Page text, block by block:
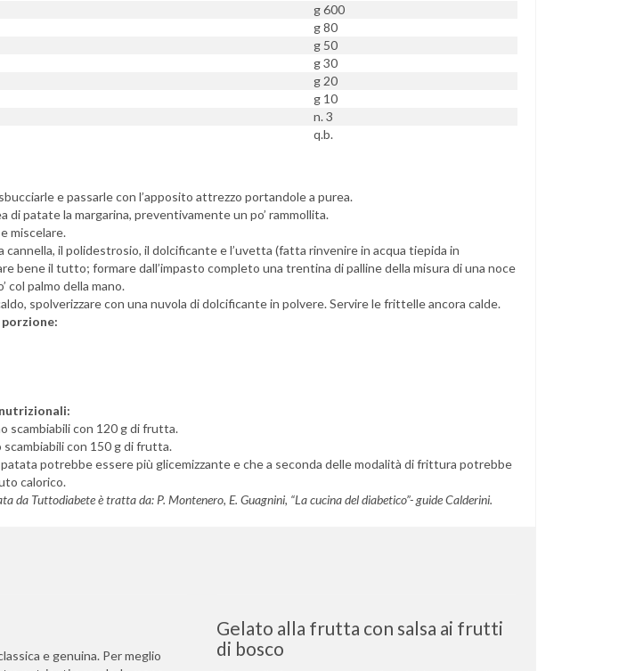
g 600
g 80
g 50
g 30
g 20
g 10
n. 3
q.b.
e passarle con l’apposito attrezzo portandole a purea.
di patate la margarina, preventivamente un po’ rammollita.
miscelare.
cannella, il polidestrosio, il dolcificante e l’uvetta (fatta rinvenire in acqua tiepida in
bene il tutto; formare dall’impasto completo una trentina di palline della misura di una noce
col palmo della mano.
spolverizzare con una nuvola di dolcificante in polvere. Servire le frittelle ancora calde.
scambiabili con 120 g di frutta.
con 150 g di frutta.
potrebbe essere più glicemizzante e che a seconda delle modalità di frittura potrebbe
calorico.
da Tuttodiabete è tratta da: P. Montenero, E. Guagnini, “La cucina del diabetico”- guide Calderini.
e genuina. Per meglio
Gelato alla frutta con salsa ai frutti
di bosco